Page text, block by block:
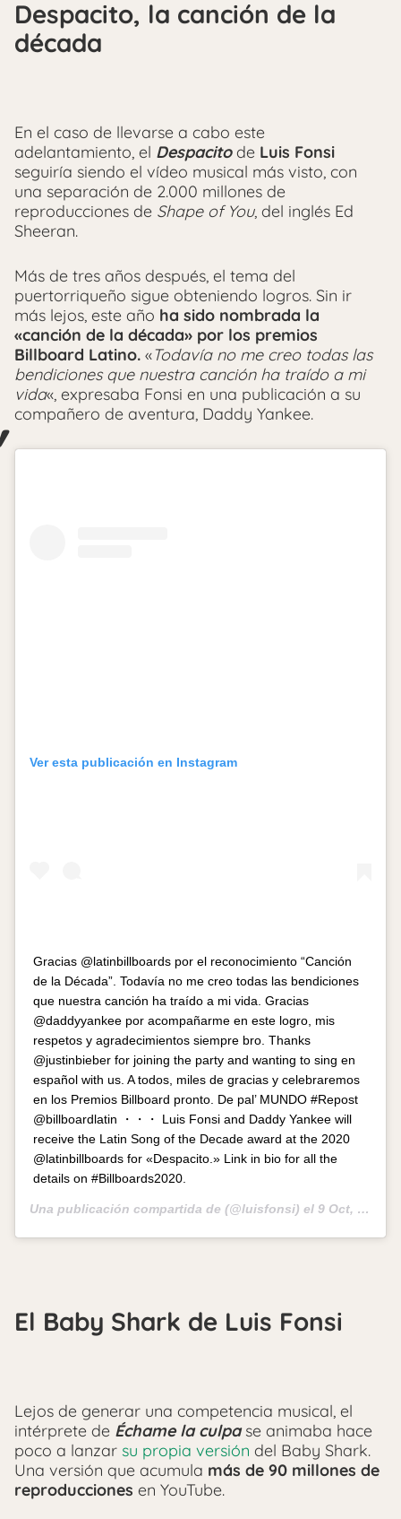
Despacito, la canción de la
década
En el caso de llevarse a cabo este
adelantamiento, el Despacitode Luis Fonsi
seguiría siendo el vídeo musical más visto, con
una separación de 2.000 millones de
reproducciones de Shape of You, del inglés Ed
Sheeran.
Más de tres años después, el tema del
puertorriqueño sigue obteniendo logros. Sin ir
más lejos, este año ha sido nombrada la
«canción de la década» por los premios
Billboard Latino. «Todavía no me creo todas las
bendiciones que nuestra canción ha traído a mi
vida«, expresaba Fonsi en una publicación a su
compañero de aventura, Daddy Yankee.
Ver esta publicación en Instagram
Gracias @latinbillboards por el reconocimiento “Canción
de la Década”. Todavía no me creo todas las bendiciones
que nuestra canción ha traído a mi vida. Gracias
@daddyyankee por acompañarme en este logro, mis
respetos y agradecimientos siempre bro. Thanks
@justinbieber for joining the party and wanting to sing en
español with us. A todos, miles de gracias y celebraremos
en los Premios Billboard pronto. De pal’ MUNDO #Repost
@billboardlatin ・・・ Luis Fonsi and Daddy Yankee will
receive the Latin Song of the Decade award at the 2020
@latinbillboards for «Despacito.» Link in bio for all the
details on #Billboards2020.
Una publicación compartida de (@luisfonsi) el 9 Oct, 2020 a las 12:39 PDT
El Baby Shark de Luis Fonsi
Lejos de generar una competencia musical, el
intérprete de Échame la culpase animaba hace
poco a lanzar su propia versión del Baby Shark.
Una versión que acumula más de 90 millones de
reproducciones en YouTube.